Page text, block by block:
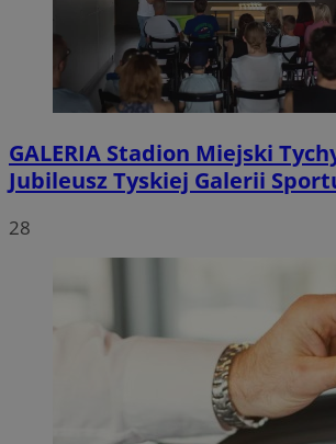
GALERIA Stadion Miejski
Jubileusz Tyskiej Galerii
28